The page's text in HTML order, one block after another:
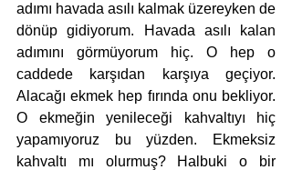
adımı havada asılı kalmak üzereyken de
dönüp gidiyorum. Havada asılı kalan
adımını görmüyorum hiç. O hep o
caddede karşıdan karşıya geçiyor.
Alacağı ekmek hep fırında onu bekliyor.
O ekmeğin yenileceği kahvaltıyı hiç
yapamıyoruz bu yüzden. Ekmeksiz
kahvaltı mı olurmuş? Halbuki o bir